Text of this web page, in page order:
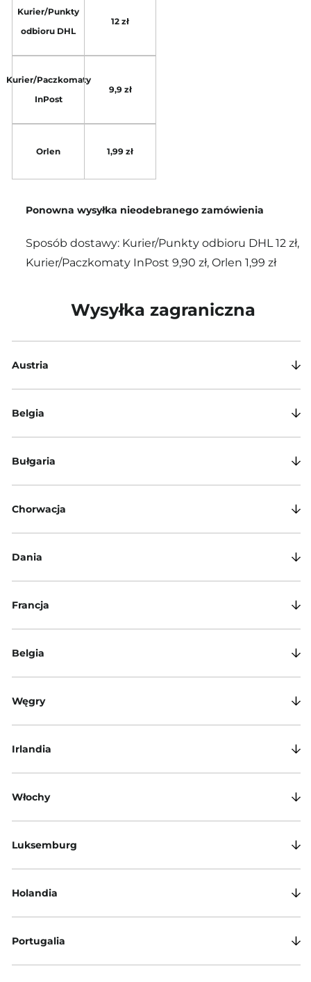
Kurier/Punkty
odbioru DHL
12 zł
Kurier/Paczkomaty
InPost
9,9 zł
Orlen 1,99 zł
Ponowna wysyłka nieodebranego zamówienia
Sposób dostawy: Kurier/Punkty odbioru DHL 12 zł,
Kurier/Paczkomaty InPost 9,90 zł, Orlen 1,99 zł
Wysyłka zagraniczna
Austria
Belgia
Bułgaria
Chorwacja
Dania
Francja
Belgia
Węgry
Irlandia
Włochy
Luksemburg
Holandia
Portugalia